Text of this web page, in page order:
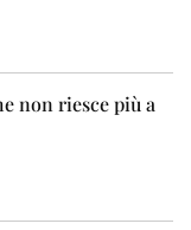
non riesce più a